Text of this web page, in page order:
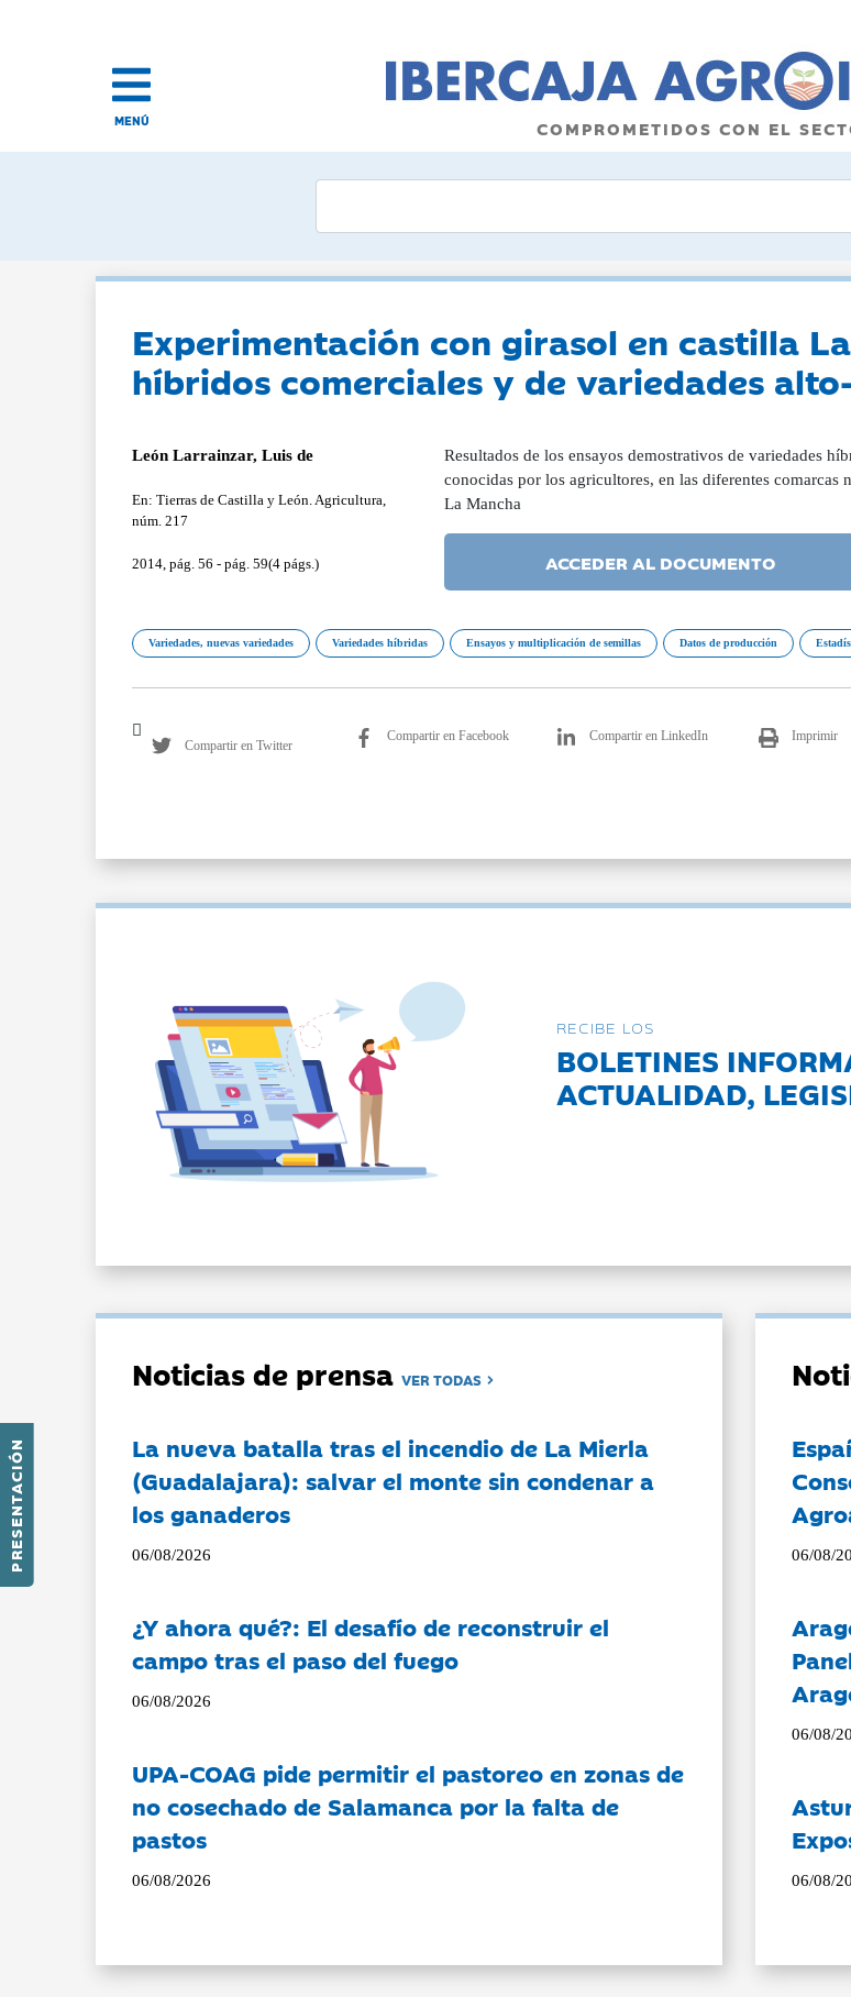
PRESENTACIÓN
MENÚ COMPROMETIDOS CON EL
Experimentación con girasol en castilla
híbridos comerciales y de variedades
León Larrainzar, Luis de
En: Tierras de Castilla y León. Agricultura,
núm. 217
2014, pág. 56 - pág. 59(4 págs.)
Resultados de los ensayos demostrativos de variedades
conocidas por los agricultores, en las diferentes
La Mancha
ACCEDER AL DOCUMENTO
Variedades, nuevas variedades Variedades híbridas Ensayos y multiplicación de semillas Datos de producción
Compartir en Twitter
Compartir en Facebook Compartir en LinkedIn Imprimir
RECIBE LOS
BOLETINES
ACTUALIDAD,
Noticias de prensaVER TODAS
La nueva batalla tras el incendio de La Mierla
(Guadalajara): salvar el monte sin condenar a
los ganaderos
06/08/2026
¿Y ahora qué?: El desafío de reconstruir el
campo tras el paso del fuego
06/08/2026
UPA-COAG pide permitir el pastoreo en zonas de
no cosechado de Salamanca por la falta de
pastos
06/08/2026
06/08/
06/08/
06/08/